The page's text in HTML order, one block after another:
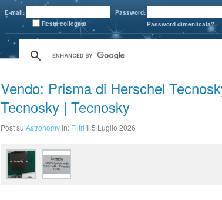
E-mail:
Password:
Resta collegato
Password dimenticata?
Vendo: Prisma di Herschel
Tecnosky | Tecnosky
Post su Astronomyin: Filtri il 5 Luglio 2026